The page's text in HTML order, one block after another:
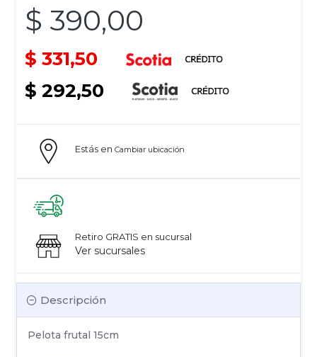
$ 390,00
$ 331,50
$ 292,50
Descripción
Pelota frutal 15cm
Estás en Cambiar ubicación
Retiro GRATIS en sucursal
Ver sucursales